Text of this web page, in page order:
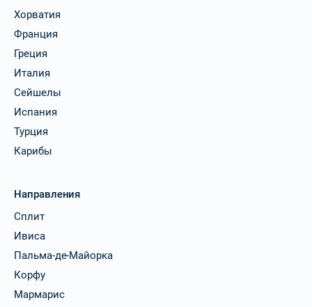
Хорватия
Франция
Греция
Италия
Сейшелы
Испания
Турция
Карибы
Направления
Сплит
Ивиса
Пальма-де-Майорка
Корфу
Мармарис